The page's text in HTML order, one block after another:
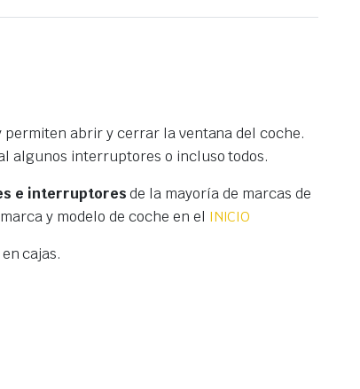
abrir y cerrar la ventana del coche.
algunos interruptores o incluso todos.
e interruptoresde la mayoría de marcas de
y modelo de coche en el INICIO
cajas.